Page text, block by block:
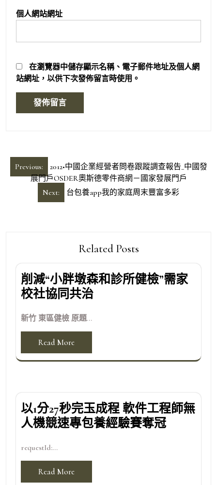
個人網站網址
在瀏覽器中儲存顯示名稱、電子郵件地址及個人網
站網址，以供下次發佈留言時使用。
文
章
Previous:
2012•中國企業經營者問卷跟蹤調查報告_中國發
展門戶OSDER奧斯德零件商網－國家發展門戶
Next:
台包養app我的家庭周末豐富多彩
Related Posts
削減“小胖墩森和診所健檢”需家
校社協同共治
新竹 東區健檢 原題...
Read More
以1分27秒完玉成程 軟件工程師無
人機競速專包養經驗賽奪冠
requestId:...
Read More